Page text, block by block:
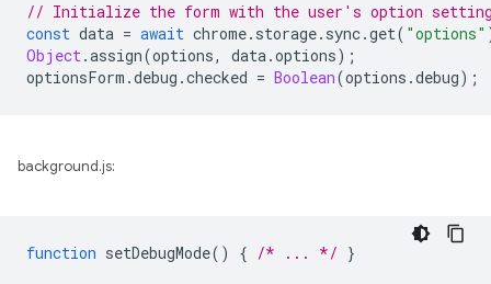
// Initialize the form with the user's option
const data = await chrome. storage. sync.get( "options"
Object.assign(options, data.options);
optionsForm .debug .checked = Boolean(options .debug);
background.js:
function setDebugMode() { /* ... */ }